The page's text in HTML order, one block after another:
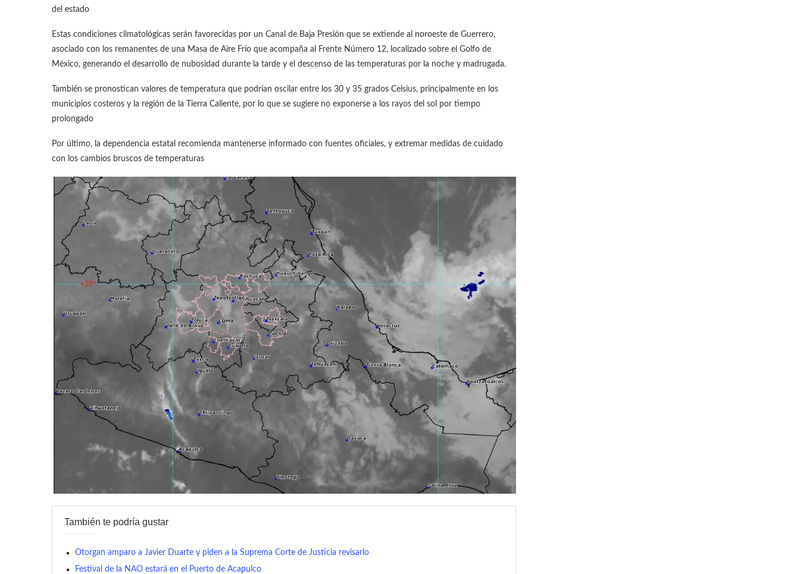
del estado
Estas condiciones climatológicas serán favorecidas por un Canal de Baja Presión que se extiende al noroeste de Guerrero,
asociado con los remanentes de una Masa de Aire Frío que acompaña al Frente Número 12, localizado sobre el Golfo de
México, generando el desarrollo de nubosidad durante la tarde y el descenso de las temperaturas por la noche y madrugada.
También se pronostican valores de temperatura que podrían oscilar entre los 30 y 35 grados Celsius, principalmente en los
municipios costeros y la región de la Tierra Caliente, por lo que se sugiere no exponerse a los rayos del sol por tiempo
prolongado
Por último, la dependencia estatal recomienda mantenerse informado con fuentes oficiales, y extremar medidas de cuidado
con los cambios bruscos de temperaturas
También te podría gustar
Otorgan amparo a Javier Duarte y piden a la Suprema Corte de Justicia revisarlo
Festival de la NAO estará en el Puerto de Acapulco